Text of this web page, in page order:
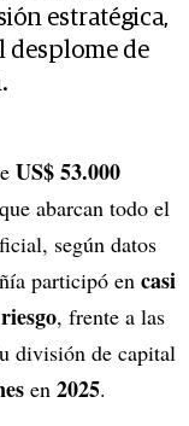
estratégica,
desplome de
US$ 53.000
que abarcan todo el
según datos
participó en casi
, frente a las
división de capital
en 2025.